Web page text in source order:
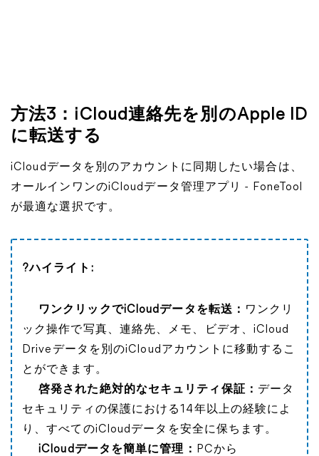
方法3：iCloud連絡先を別のApple ID
に転送する
iCloudデータを別のアカウントに同期したい場合は、
オールインワンのiCloudデータ管理アプリ - FoneTool
が最適な選択です。
?ハイライト:
ワンクリックでiCloudデータを転送： ワンクリ
ック操作で写真、連絡先、メモ、ビデオ、iCloud
Driveデータを別のiCloudアカウントに移動するこ
とができます。
啓発された絶対的なセキュリティ保証： データ
セキュリティの保護における14年以上の経験によ
り、すべてのiCloudデータを安全に保ちます。
iCloudデータを簡単に管理：
PCから